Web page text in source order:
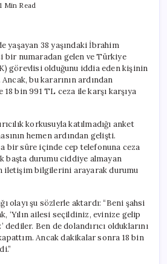
1 Min Read
Vatandaş
Şok
Ceza
İle
Karşılaştı
için
yaşayan 38 yaşındaki İbrahim
bir numaradan gelen ve Türkiye
görevlisi olduğunu iddia eden kişinin
bu kararının ardından
bin 991 TL ceza ile karşı karşıya
korkusuyla katılmadığı anket
hemen ardından gelişti.
bir süre içinde cep telefonuna ceza
başta durumu ciddiye almayan
iletişim bilgilerini arayarak durumu
olayı şu sözlerle aktardı: “Beni şahsi
‘Yılın ailesi seçildiniz, evinize gelip
dediler. Ben de dolandırıcı olduklarını
Ancak dakikalar sonra 18 bin